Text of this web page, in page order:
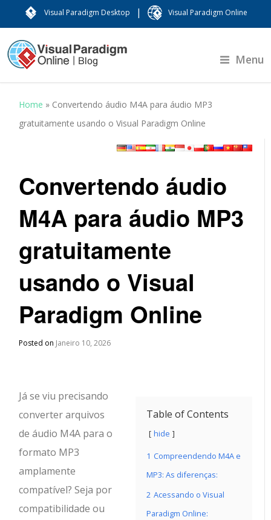
Visual Paradigm Desktop | Visual Paradigm Online
Menu
Home » Convertendo áudio M4A para áudio MP3
gratuitamente usando o Visual Paradigm Online
Convertendo áudio
M4A para áudio MP3
gratuitamente
usando o Visual
Paradigm Online
Posted on Janeiro 10, 2026
Table of Contents
hide
1 Compreendendo M4A e
MP3: As diferenças:
2 Acessando o Visual
Paradigm Online:
Já se viu precisando
converter arquivos
de áudio M4A para o
formato MP3
amplamente
compatível? Seja por
compatibilidade ou